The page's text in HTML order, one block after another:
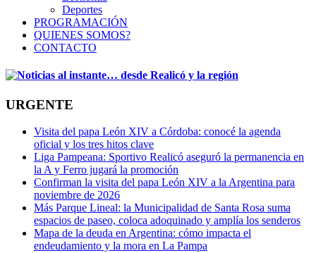
Deportes
PROGRAMACIÓN
QUIENES SOMOS?
CONTACTO
URGENTE
Visita del papa León XIV a Córdoba: conocé la agenda
oficial y los tres hitos clave
Liga Pampeana: Sportivo Realicó aseguró la permanencia en
la A y Ferro jugará la promoción
Confirman la visita del papa León XIV a la Argentina para
noviembre de 2026
Más Parque Lineal: la Municipalidad de Santa Rosa suma
espacios de paseo, coloca adoquinado y amplía los senderos
Mapa de la deuda en Argentina: cómo impacta el
endeudamiento y la mora en La Pampa